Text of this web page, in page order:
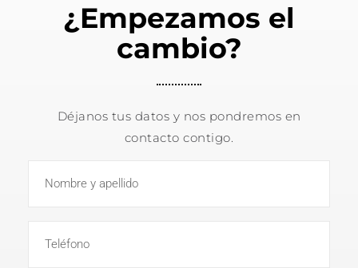
¿Empezamos el
cambio?
Déjanos tus datos y nos pondremos en
contacto contigo.